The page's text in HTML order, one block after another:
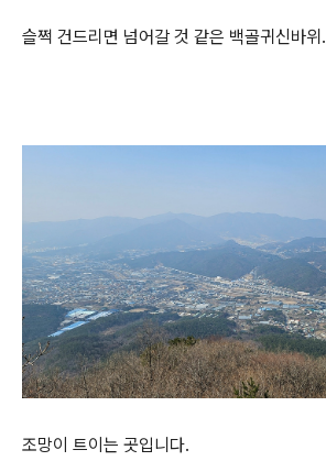
슬쩍 건드리면 넘어갈 것 같은 백골귀신바위.
조망이 트이는 곳입니다.